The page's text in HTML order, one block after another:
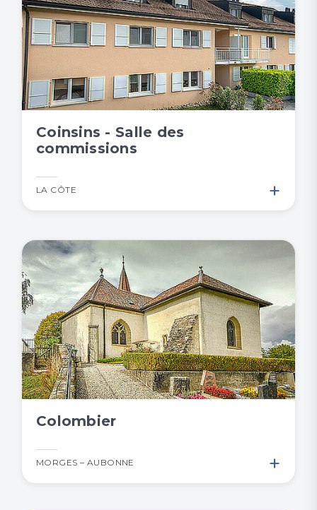
Coinsins - Salle des
commissions
LA CÔTE +
Colombier
MORGES – AUBONNE +